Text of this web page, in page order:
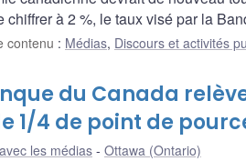
chiffrer à 2 %, le taux visé par la
contenu : Médias, Discours et activités
du Canada
1/4 de point de
les médias Ottawa (Ontario)